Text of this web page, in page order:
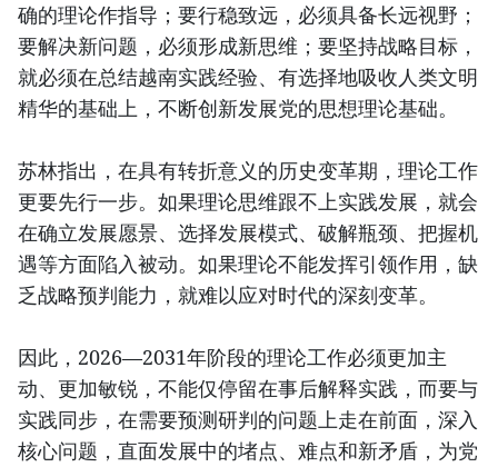
确的理论作指导；要行稳致远，必须具备长远视野；
要解决新问题，必须形成新思维；要坚持战略目标，
就必须在总结越南实践经验、有选择地吸收人类文明
精华的基础上，不断创新发展党的思想理论基础。
苏林指出，在具有转折意义的历史变革期，理论工作
更要先行一步。如果理论思维跟不上实践发展，就会
在确立发展愿景、选择发展模式、破解瓶颈、把握机
遇等方面陷入被动。如果理论不能发挥引领作用，缺
乏战略预判能力，就难以应对时代的深刻变革。
因此，2026—2031年阶段的理论工作必须更加主
动、更加敏锐，不能仅停留在事后解释实践，而要与
实践同步，在需要预测研判的问题上走在前面，深入
核心问题，直面发展中的堵点、难点和新矛盾，为党